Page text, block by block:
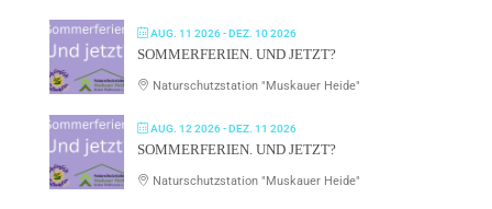
AUG. 11 2026- DEZ. 10 2026
SOMMERFERIEN. UND JETZT?
Naturschutzstation "Muskauer Heide"
AUG. 12 2026- DEZ. 11 2026
SOMMERFERIEN. UND JETZT?
Naturschutzstation "Muskauer Heide"